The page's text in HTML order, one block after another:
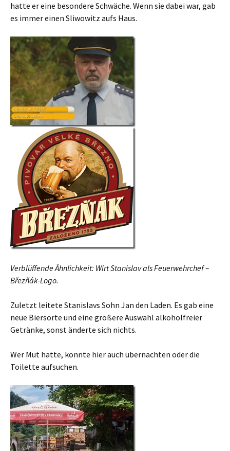
hatte er eine besondere Schwäche. Wenn sie dabei war, gab
es immer einen Sliwowitz aufs Haus.
Verblüffende Ähnlichkeit: Wirt Stanislav als Feuerwehrchef –
Březňák-Logo.
Zuletzt leitete Stanislavs Sohn Jan den Laden. Es gab eine
neue Biersorte und eine größere Auswahl alkoholfreier
Getränke, sonst änderte sich nichts.
Wer Mut hatte, konnte hier auch übernachten oder die
Toilette aufsuchen.